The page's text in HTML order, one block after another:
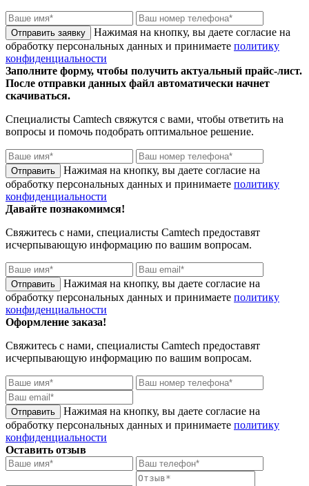
Нажимая на кнопку, вы даете согласие на
обработку персональных данных и принимаете политику
конфиденциальности
Заполните форму, чтобы получить актуальный прайс-лист.
После отправки данных файл автоматически начнет
скачиваться.
Специалисты Camtech свяжутся с вами, чтобы ответить на
вопросы и помочь подобрать оптимальное решение.
Нажимая на кнопку, вы даете согласие на
обработку персональных данных и принимаете политику
конфиденциальности
Давайте познакомимся!
Свяжитесь с нами, специалисты Camtech предоставят
исчерпывающую информацию по вашим вопросам.
Нажимая на кнопку, вы даете согласие на
обработку персональных данных и принимаете политику
конфиденциальности
Оформление заказа!
Свяжитесь с нами, специалисты Camtech предоставят
исчерпывающую информацию по вашим вопросам.
Нажимая на кнопку, вы даете согласие на
обработку персональных данных и принимаете политику
конфиденциальности
Оставить отзыв